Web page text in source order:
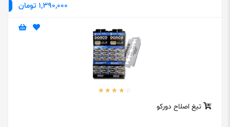
1,390,000 تومان
تیغ اصلاح دورکو